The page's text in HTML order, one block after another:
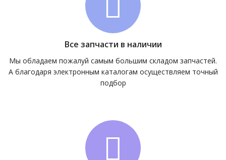
Все запчасти в наличии
Мы обладаем пожалуй самым большим складом запчастей.
А благодаря электронным каталогам осуществляем точный
подбор